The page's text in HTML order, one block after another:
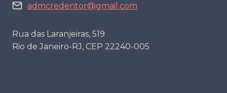
admcredentor@gmail.com
Rua das Laranjeiras, 519
Rio de Janeiro-RJ, CEP 22240-005